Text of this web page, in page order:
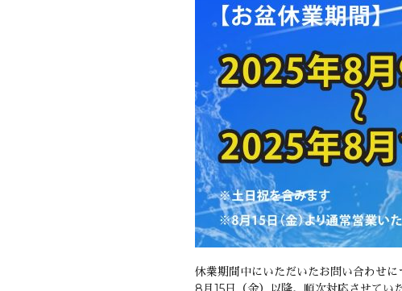
休業期間中にいただいたお問い合わせに